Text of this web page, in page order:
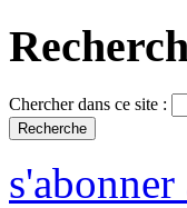
Chercher dans ce site :